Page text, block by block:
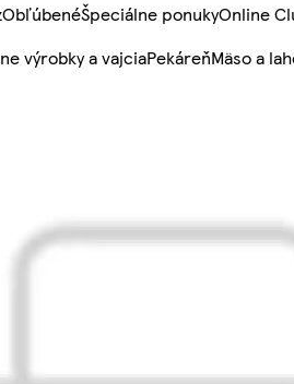
ObľúbenéŠpeciálne ponukyOnline
výrobky a vajciaPekáreňMäso a